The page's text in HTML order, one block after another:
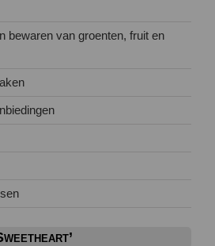
bewaren van groenten, fruit en